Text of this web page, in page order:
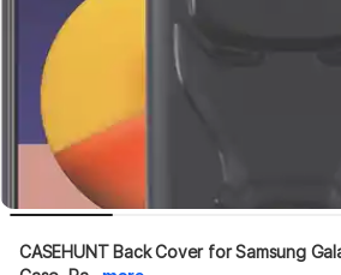
CASEHUNT Back Cover for Samsung